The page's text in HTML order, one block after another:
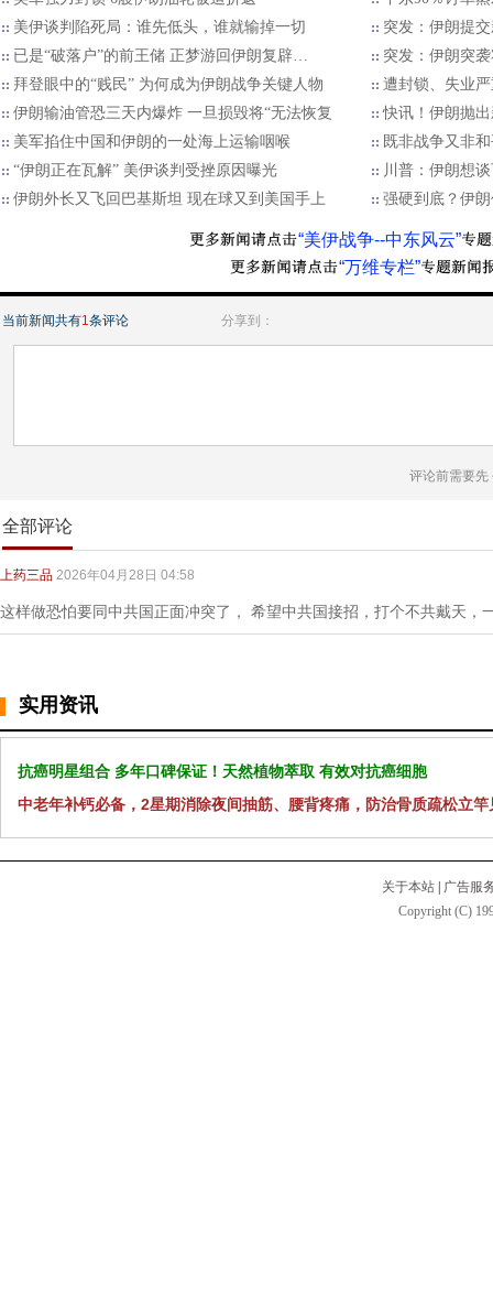
美伊谈判陷死局：谁先低头，谁就输掉一切
突发：伊朗提
已是“破落户”的前王储 正梦游回伊朗复辟…
突发：伊朗突
拜登眼中的“贱民” 为何成为伊朗战争关键人物
遭封锁、失业
伊朗输油管恐三天内爆炸 一旦损毁将“无法恢复
快讯！伊朗抛
美军掐住中国和伊朗的一处海上运输咽喉
既非战争又非
“伊朗正在瓦解” 美伊谈判受挫原因曝光
川普：伊朗想
伊朗外长又飞回巴基斯坦 现在球又到美国手上
强硬到底？伊
“美伊战争--中东风云”
“万维专栏”
当前新闻共有1条评论 分享到：
评论前需要先
全部评论
上药三品 2026年04月28日 04:58
这样做恐怕要同中共国正面冲突了， 希望中共国接招，打个不共戴天，
实用资讯
抗癌明星组合 多年口碑保证！天然植物萃取 有效对抗癌细胞
中老年补钙必备，2星期消除夜间抽筋、腰背疼痛，防治骨质疏松立竿
关于本站
广告服
Copyright (C)